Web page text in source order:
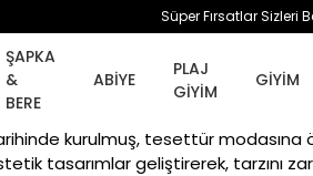
Süper Fırsatlar Sizleri
ŞAPKA
&
BERE
ABİYE
PLAJ
GİYİM
GİYİM
kurulmuş, tesettür modasına
tasarımlar geliştirerek, tarzını